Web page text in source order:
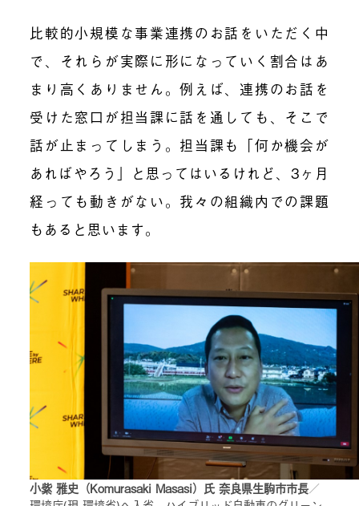
比較的小規模な事業連携のお話をいただく中
で、それらが実際に形になっていく割合はあ
まり高くありません。例えば、連携のお話を
受けた窓口が担当課に話を通しても、そこで
話が止まってしまう。担当課も「何か機会が
あればやろう」と思ってはいるけれど、3ヶ月
経っても動きがない。我々の組織内での課題
もあると思います。
小紫 雅史（Komurasaki Masasi）氏 奈良県生駒市市長／